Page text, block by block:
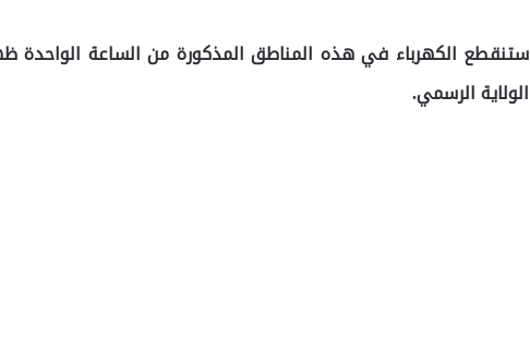
ستنقطع الكهرباء في هذه المناطق المذكورة من الساعة الواحدة
الولاية الرسمي.